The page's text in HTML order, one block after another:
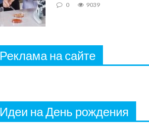
0 9039
Реклама на сайте
Идеи на День рождения